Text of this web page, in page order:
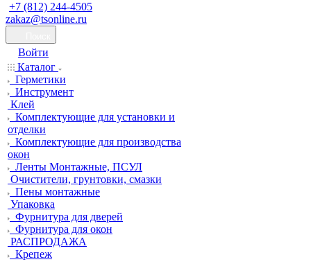
+7 (812) 244-4505
zakaz@tsonline.ru
Войти
Каталог
Герметики
Инструмент
Клей
Комплектующие для установки и
отделки
Комплектующие для производства
окон
Ленты Монтажные, ПСУЛ
Очистители, грунтовки, смазки
Пены монтажные
Упаковка
Фурнитура для дверей
Фурнитура для окон
РАСПРОДАЖА
Крепеж